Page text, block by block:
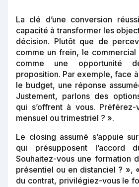
La clé d’une conversion
capacité à transformer les
décision. Plutôt que de
comme un frein, le
comme une opportunité
proposition. Par exemple, face
le budget, une réponse
Justement, parlons des
qui s’offrent à vous.
mensuel ou trimestriel ? ».
Le closing assumé s’appuie
qui présupposent
Souhaitez-vous une formation
présentiel ou en distanciel ? »,
du contrat, privilégiez-vous le